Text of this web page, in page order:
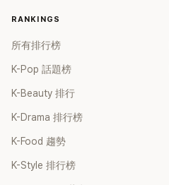
RANKINGS
所有排行榜
K-Pop 話題榜
K-Beauty 排行
K-Drama 排行榜
K-Food 趨勢
K-Style 排行榜